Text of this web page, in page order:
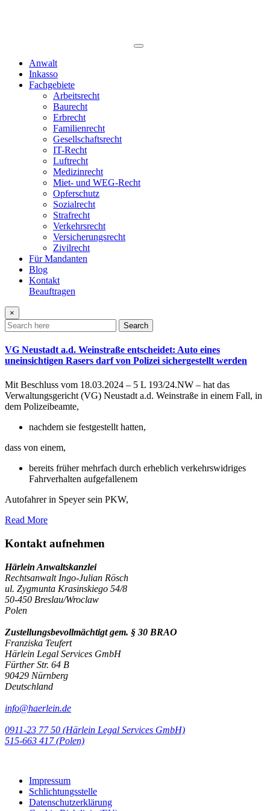
Anwalt
Inkasso
Fachgebiete
Arbeitsrecht
Baurecht
Erbrecht
Familienrecht
Gesellschaftsrecht
IT-Recht
Luftrecht
Medizinrecht
Miet- und WEG-Recht
Opferschutz
Sozialrecht
Strafrecht
Verkehrsrecht
Versicherungsrecht
Zivilrecht
Für Mandanten
Blog
Kontakt
Beauftragen
×
Search
VG Neustadt a.d. Weinstraße entscheidet: Auto eines
uneinsichtigen Rasers darf von Polizei sichergestellt werden
Mit Beschluss vom 18.03.2024 – 5 L 193/24.NW – hat das
Verwaltungsgericht (VG) Neustadt a.d. Weinstraße in einem Fall, in
dem Polizeibeamte,
nachdem sie festgestellt hatten,
dass von einem,
bereits früher mehrfach durch erheblich verkehrswidriges
Fahrverhalten aufgefallenem
Autofahrer in Speyer sein PKW,
Read More
Kontakt aufnehmen
Härlein Anwaltskanzlei
Rechtsanwalt Ingo-Julian Rösch
ul. Zygmunta Krasinskiego 54/8
50-450 Breslau/Wroclaw
Polen
Zustellungsbevollmächtigt gem. § 30 BRAO
Franziska Teufert
Härlein Legal Services GmbH
Fürther Str. 64 B
90429 Nürnberg
Deutschland
info@haerlein.de
0911-23 77 50 (Härlein Legal Services GmbH)
‭515-663 417 (Polen)‬‬‬
Impressum
Schlichtungsstelle
Datenschutzerklärung